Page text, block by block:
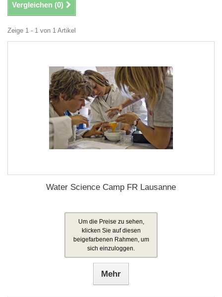
Vergleichen (0)
Zeige 1 - 1 von 1 Artikel
Water Science Camp FR Lausanne
Um die Preise zu sehen,
klicken Sie auf diesen
beigefarbenen Rahmen, um
sich einzuloggen.
Mehr